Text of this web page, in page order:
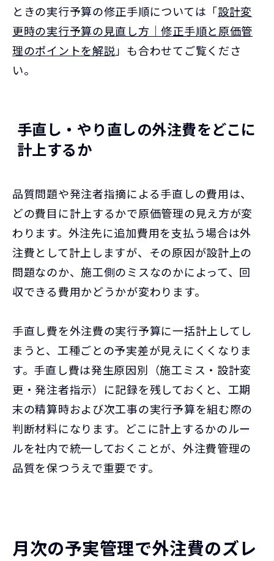
ときの実行予算の修正手順については「設計変
更時の実行予算の見直し方｜修正手順と原価管
理のポイントを解説」も合わせてご覧くださ
い。
手直し・やり直しの外注費をどこに
計上するか
品質問題や発注者指摘による手直しの費用は、
どの費目に計上するかで原価管理の見え方が変
わります。外注先に追加費用を支払う場合は外
注費として計上しますが、その原因が設計上の
問題なのか、施工側のミスなのかによって、回
収できる費用かどうかが変わります。
手直し費を外注費の実行予算に一括計上してし
まうと、工種ごとの予実差が見えにくくなりま
す。手直し費は発生原因別（施工ミス・設計変
更・発注者指示）に記録を残しておくと、工期
末の精算時および次工事の実行予算を組む際の
判断材料になります。どこに計上するかのルー
ルを社内で統一しておくことが、外注費管理の
品質を保つうえで重要です。
月次の予実管理で外注費のズレ